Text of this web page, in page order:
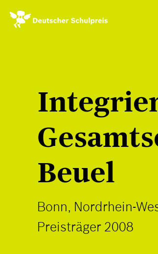
zum
Inhalt
Beuel
Bonn, Nordrhein-
Preisträger 2008